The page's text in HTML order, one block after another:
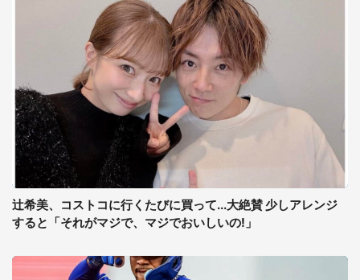
辻希美、コストコに行くたびに買って...大絶賛 少しアレンジ
すると「それがマジで、マジでおいしいの!」